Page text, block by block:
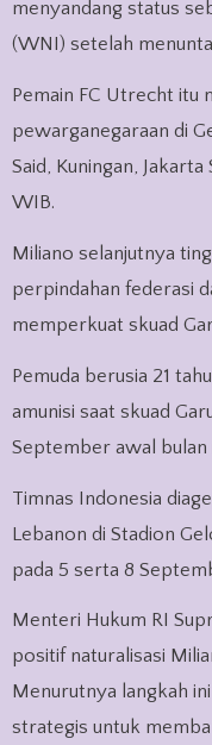
menyandang status
(WNI) setelah
Pemain FC Utrecht itu
pewarganegaraan di
Said, Kuningan,
WIB.
Miliano selanjutnya
perpindahan federasi
memperkuat skuad
Pemuda berusia 21
amunisi saat skuad
September awal bulan
Timnas Indonesia
Lebanon di Stadion
pada 5 serta 8
Menteri Hukum RI
positif naturalisasi
Menurutnya langkah
strategis untuk